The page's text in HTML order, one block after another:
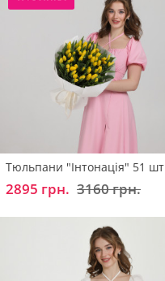
Тюльпани "Інтонація" 51 шт
2895 грн. 3160 грн.